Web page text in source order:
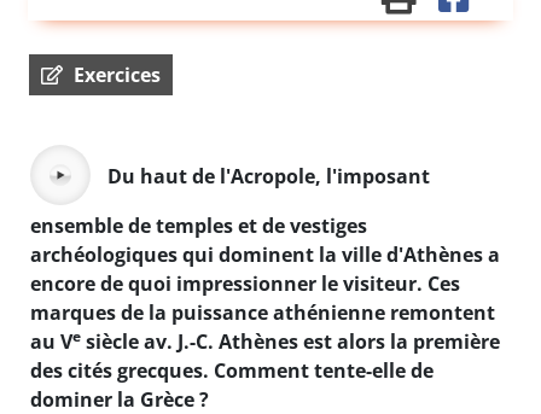
Exercices
Du haut de l'Acropole, l'imposant
ensemble de temples et de vestiges
archéologiques qui dominent la ville d'Athènes a
encore de quoi impressionner le visiteur. Ces
marques de la puissance athénienne remontent
au Ve siècle av. J.-C. Athènes est alors la première
des cités grecques. Comment tente-elle de
dominer la Grèce ?